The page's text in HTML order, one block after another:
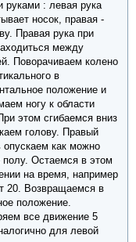
руками : левая рука
носок, правая -
Правая рука при
между
Поворачиваем колено
в
положение и
ногу к области
этом сгибаемся вниз
голову. Правый
опускаем как можно
полу. Остаемся в этом
на время, например
20. Возвращаемся в
положение.
все движение 5
для левой